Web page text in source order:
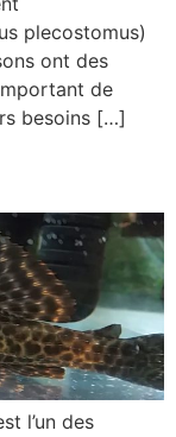
plecostomus)
ont des
de
besoins […]
l’un des